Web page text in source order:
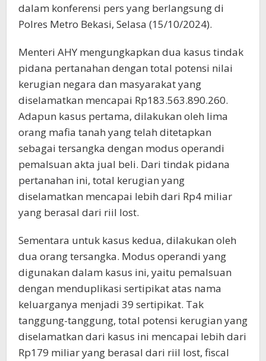
dalam konferensi pers yang berlangsung di
Polres Metro Bekasi, Selasa (15/10/2024).
Menteri AHY mengungkapkan dua kasus tindak
pidana pertanahan dengan total potensi nilai
kerugian negara dan masyarakat yang
diselamatkan mencapai Rp183.563.890.260.
Adapun kasus pertama, dilakukan oleh lima
orang mafia tanah yang telah ditetapkan
sebagai tersangka dengan modus operandi
pemalsuan akta jual beli. Dari tindak pidana
pertanahan ini, total kerugian yang
diselamatkan mencapai lebih dari Rp4 miliar
yang berasal dari riil lost.
Sementara untuk kasus kedua, dilakukan oleh
dua orang tersangka. Modus operandi yang
digunakan dalam kasus ini, yaitu pemalsuan
dengan menduplikasi sertipikat atas nama
keluarganya menjadi 39 sertipikat. Tak
tanggung-tanggung, total potensi kerugian yang
diselamatkan dari kasus ini mencapai lebih dari
Rp179 miliar yang berasal dari riil lost, fiscal